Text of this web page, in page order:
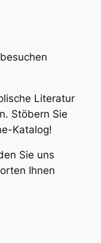
Literatur
Stöbern Sie
Katalog!
Sie uns
Ihnen